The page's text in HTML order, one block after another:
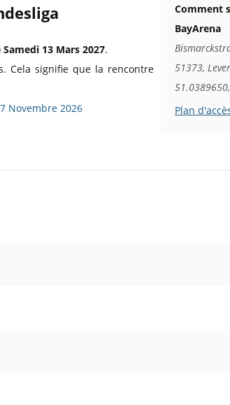
13 Mars 2027.
Cela signifie que la rencontre
Novembre 2026
Comment
BayArena
51373,
Plan